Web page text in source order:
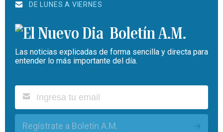
DE LUNES A VIERNES
Boletín A.M.
Las noticias explicadas de forma sencilla y directa para
entender lo más importante del día.
Regístrate a Boletín A.M.